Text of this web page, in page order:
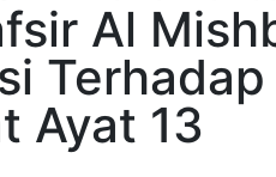
Al
Ayat 13